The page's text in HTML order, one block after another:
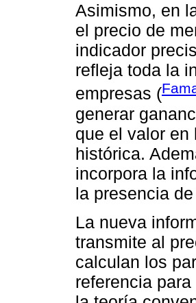
Asimismo, en
el precio de
indicador
refleja toda la
empresas (
generar
que el valor en
histórica.
incorpora la
la presencia
La nueva
transmite al
calculan los
referencia